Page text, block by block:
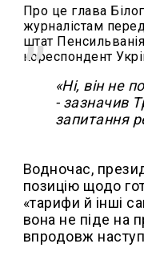
Про це глава
журналістам
штат
кореспондент
«Ні, він не
- зазначив
запитання
Водночас,
позицію щодо
«тарифи й інші
вона не піде на
впродовж